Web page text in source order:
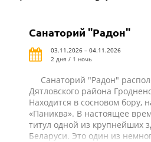
Санаторий "Радон"
03.11.2026 – 04.11.2026
2 дня / 1 ночь
Санаторий "Радон"
Дятловского района
Находится в сосновом бору,
«Паниква». В настоящее
титул одной из крупнейших
Беларуси. Это один из